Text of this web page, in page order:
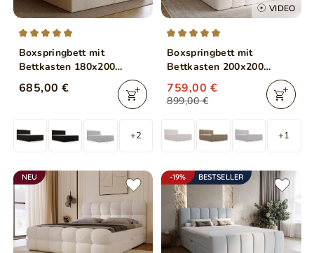
Boxspringbett mit
Bettkasten 180x200
Maison Beige
685,00 €
+2
VIDEO
Boxspringbett mit
Bettkasten 200x200
Bouclé-Stoff Cloud Beige
899,00 €
759,00 €
+1
NEU -19% BESTSELLER